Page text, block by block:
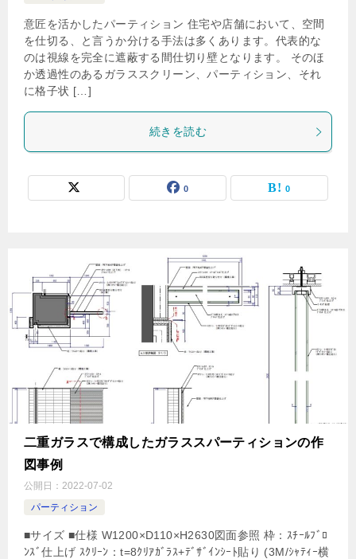
意匠を活かしたパーティション 住宅や店舗において、空間
を仕切る、と言うか分ける手法は多くあります。代表的な
のは視線を完全に遮蔽する間仕切り壁となります。 そのほ
か透過性のあるガラススクリーン、パーティション、それ
に格子状 […]
続きを読む
0 0
二重ガラスで構成したガラススパーティションの作
図事例
公開日： 2022-07-02
パーティション
■サイズ ■仕様 W1200×D110×H2630図面参照 枠：ｽﾁｰﾙﾌﾞﾛ
ﾝｽﾞ仕上げ ｽｸﾘｰﾝ：t=8ｸﾘｱｶﾞﾗｽ+ﾃﾞｻﾞｲﾝｼｰﾄ貼り (3M/ｼｬﾃｨｰ横